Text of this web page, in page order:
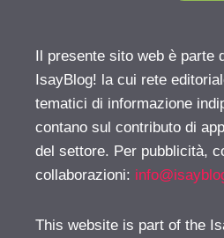
Il presente sito web è parte
IsayBlog! la cui rete
tematici di informazione
contano sul contributo di
del settore. Per pubblicità,
collaborazioni:
This website is part of the